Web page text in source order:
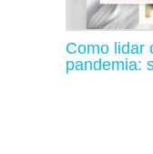
Como lidar
pandemia: